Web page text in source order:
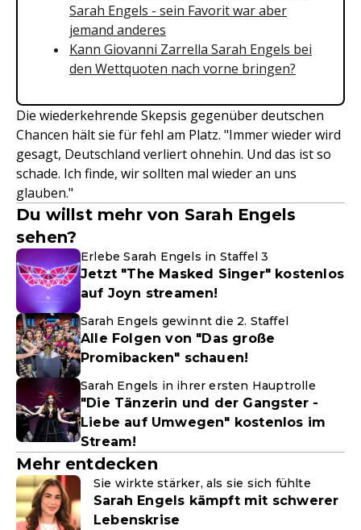
Sarah Engels - sein Favorit war aber
jemand anderes
Kann Giovanni Zarrella Sarah Engels bei
den Wettquoten nach vorne bringen?
Die wiederkehrende Skepsis gegenüber deutschen
Chancen hält sie für fehl am Platz. "Immer wieder wird
gesagt, Deutschland verliert ohnehin. Und das ist so
schade. Ich finde, wir sollten mal wieder an uns
glauben."
Du willst mehr von Sarah Engels
sehen?
Erlebe Sarah Engels in Staffel 3
Jetzt "The Masked Singer" kostenlos
auf Joyn streamen!
Sarah Engels gewinnt die 2. Staffel
Alle Folgen von "Das große
Promibacken" schauen!
Sarah Engels in ihrer ersten Hauptrolle
"Die Tänzerin und der Gangster -
Liebe auf Umwegen" kostenlos im
Stream!
Mehr entdecken
Sie wirkte stärker, als sie sich fühlte
Sarah Engels kämpft mit schwerer
Lebenskrise